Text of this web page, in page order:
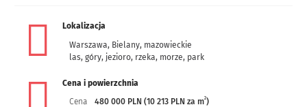
Lokalizacja
Warszawa, Bielany, mazowieckie
las, góry, jezioro, rzeka, morze, park
Cena i powierzchnia
Cena
480 000 PLN (10 213 PLN za m2)